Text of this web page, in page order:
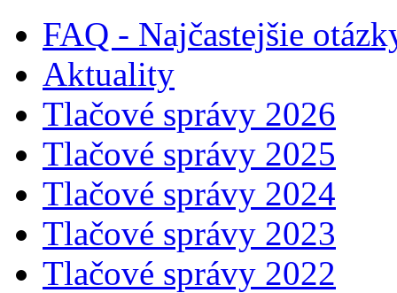
FAQ - Najčastejšie
Aktuality
Tlačové správy 2026
Tlačové správy 2025
Tlačové správy 2024
Tlačové správy 2023
Tlačové správy 2022